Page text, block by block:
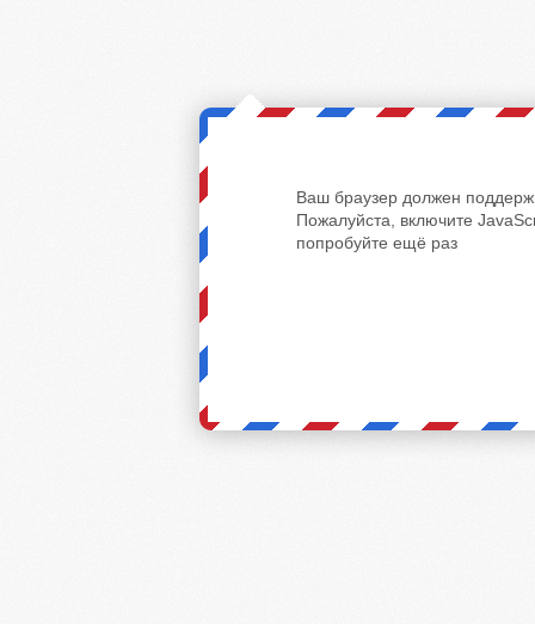
Ваш браузер должен
Пожалуйста, включите
попробуйте ещё раз